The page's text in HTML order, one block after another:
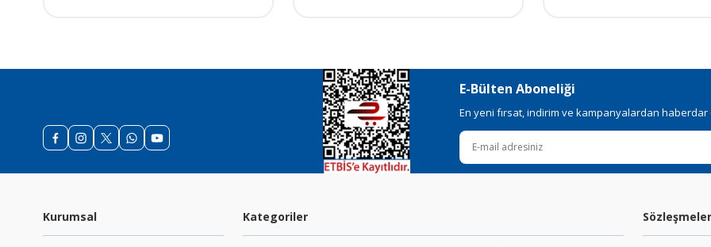
E-Bülten Aboneliği
En yeni fırsat, indirim ve kampanyalardan haberdar
Kurumsal Kategoriler Sözleşmeler